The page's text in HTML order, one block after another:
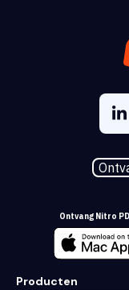
Ontvang Nitro
Producten